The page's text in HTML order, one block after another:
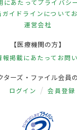
にあたってプライバシ
ガイドラインについて
運営会社
【医療機関の方】
報掲載にあたって お問
ターズ・ファイル会員
ログイン 会員登録